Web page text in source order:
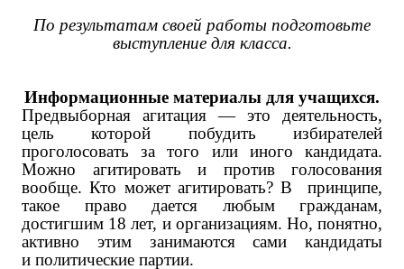
По результатам своей работы подготовьте
выступление для класса.
Информационные материалы для учащихся.
Предвыборная агитация — это деятельность,
цель которой побудить избирателей
проголосовать за того или иного кандидата.
Можно агитировать и против голосования
вообще. Кто может агитировать? В принципе,
такое право дается любым гражданам,
достигшим 18 лет, и организациям. Но, понятно,
активно этим занимаются сами кандидаты
и политические партии.